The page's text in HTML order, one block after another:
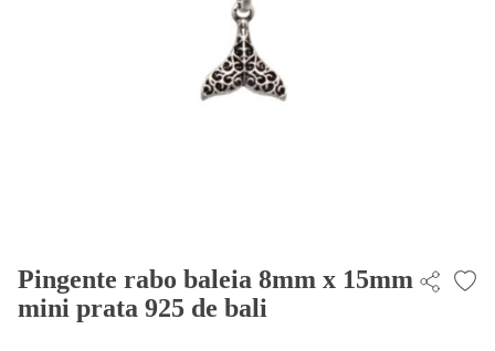
Pingente rabo baleia 8mm x 15mm
mini prata 925 de bali